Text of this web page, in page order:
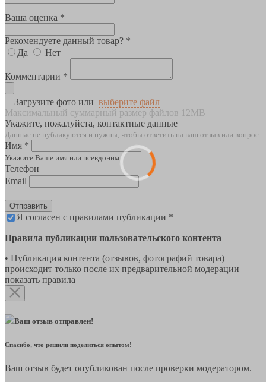
Ваша оценка *
Рекомендуете данный товар? *
Да
Нет
Комментарии *
Загрузите фото или выберите файл
Максимальный суммарный размер файлов 12MB
Укажите, пожалуйста, контактные данные
Данные не публикуются и нужны, чтобы ответить на ваш отзыв или вопрос
Имя *
Укажите Ваше имя или псевдоним
Телефон
Email
Отправить
Я согласен с правилами публикации *
Правила публикации пользовательского контента
• Публикация контента (отзывов, фотографий товара)
происходит только после их предварительной модерации
показать правила
Ваш отзыв отправлен!
Спасибо, что решили поделиться опытом!
Ваш отзыв будет опубликован после проверки модератором.